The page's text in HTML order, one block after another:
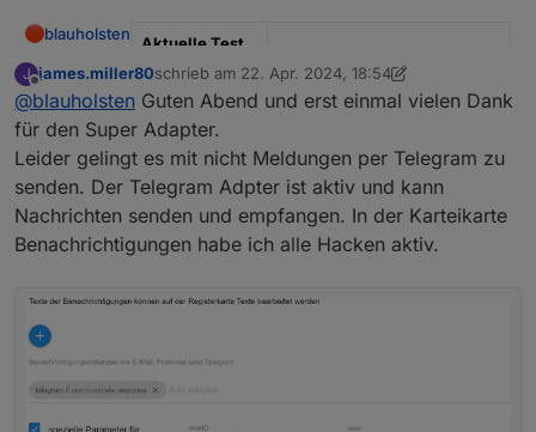
blauholsten
Aktuelle Test
Version
3.6.x
Veröffentlichun
gsdatum
22.12.2022
Github Link
https://github.com/misanorot/
ioBroker.alarm
Hier Adapter Beschreibung, Changelog etc.
J
Offline
james.miller80schrieb am 22. Apr. 2024, 18:54
zuletzt editiert von james.miller80
@blauholsten Guten Abend und erst einmal vielen Dank
für den Super Adapter.
Leider gelingt es mit nicht Meldungen per Telegram zu
senden. Der Telegram Adpter ist aktiv und kann
Nachrichten senden und empfangen. In der Karteikarte
Benachrichtigungen habe ich alle Hacken aktiv.